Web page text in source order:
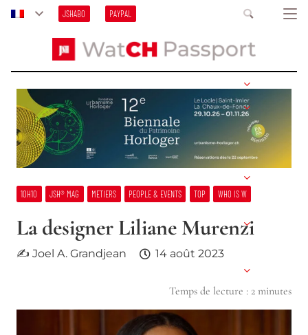
JSHABO PAYPAL
10H10 JSH® MAG METIERS PEOPLE & EVENTS TOP WHO IS W
La designer Liliane Murenzi
✍ Joel A. Grandjean 14 août 2023
Temps de lecture : 2 minutes